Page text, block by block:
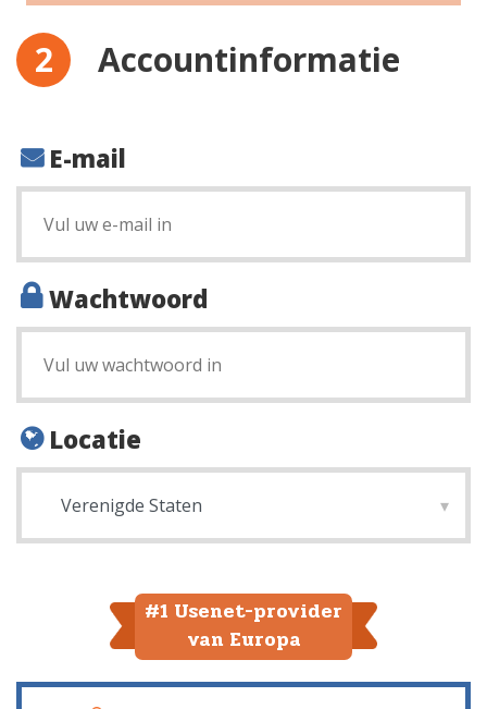
Accountinformatie
E-mail
Wachtwoord
Locatie
#1 Usenet-provider
van Europa